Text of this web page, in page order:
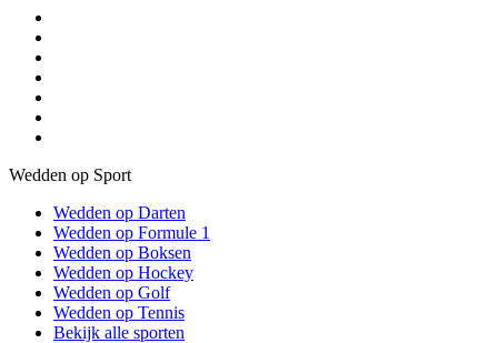
Wedden op Sport
Wedden op Darten
Wedden op Formule 1
Wedden op Boksen
Wedden op Hockey
Wedden op Golf
Wedden op Tennis
Bekijk alle sporten